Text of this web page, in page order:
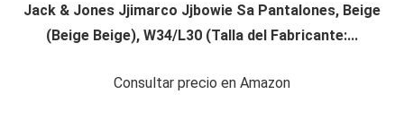
Jack & Jones Jjimarco Jjbowie Sa Pantalones, Beige
(Beige Beige), W34/L30 (Talla del Fabricante:...
Consultar precio en Amazon